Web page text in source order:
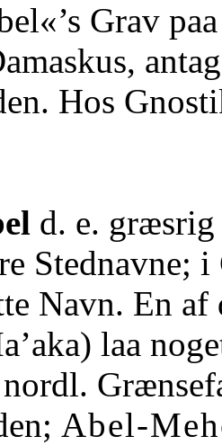
Grav
Hos
d. e. græsrig
Stednavne;
Navn. En af
laa
nordl.
Abel-